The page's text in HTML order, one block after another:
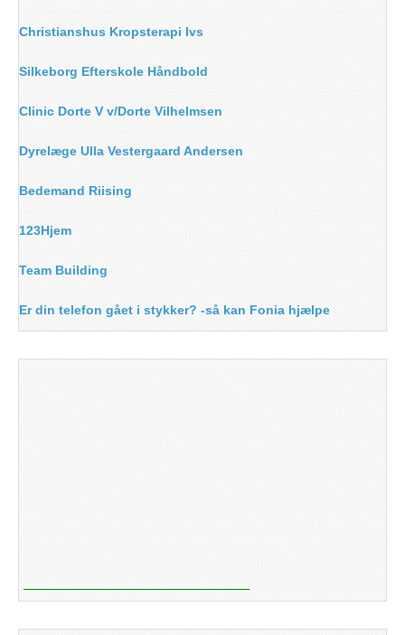
Christianshus Kropsterapi Ivs
Silkeborg Efterskole Håndbold
Clinic Dorte V v/Dorte Vilhelmsen
Dyrelæge Ulla Vestergaard Andersen
Bedemand Riising
123Hjem
Team Building
Er din telefon gået i stykker? -så kan Fonia hjælpe